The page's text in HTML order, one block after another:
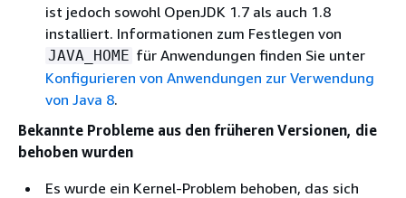
ist jedoch sowohl OpenJDK 1.7 als auch 1.8
installiert. Informationen zum Festlegen von
JAVA_HOME für Anwendungen finden Sie unter
Konfigurieren von Anwendungen zur Verwendung
von Java 8.
Bekannte Probleme aus den früheren Versionen, die
behoben wurden
Es wurde ein Kernel-Problem behoben, das sich